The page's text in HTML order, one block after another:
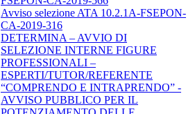
Avviso selezione ATA 10.2.1A-FSEPON-
CA-2019-316
DETERMINA – AVVIO DI
SELEZIONE INTERNE FIGURE
PROFESSIONALI –
ESPERTI/TUTOR/REFERENTE
“COMPRENDO E INTRAPRENDO” -
AVVISO PUBBLICO PER IL